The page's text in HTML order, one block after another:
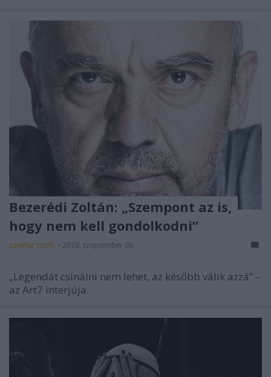
Bezerédi Zoltán: „Szempont az is,
hogy nem kell gondolkodni”
szinhaz szerk. • 2018. szeptember 06.
„Legendát csinálni nem lehet, az később válik azzá” –
az Art7 interjúja.